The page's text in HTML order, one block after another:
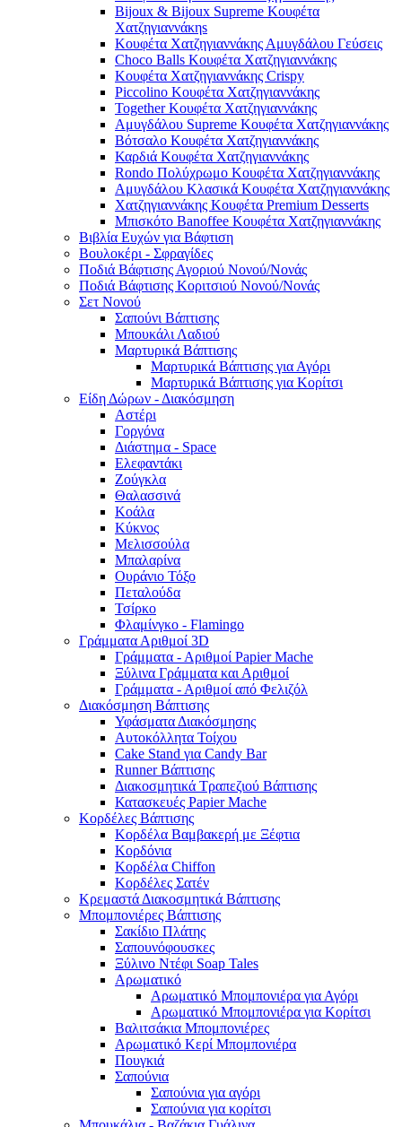
Bijoux & Bijoux Supreme Κουφέτα
Χατζηγιαννάκηs
Κουφέτα Χατζηγιαννάκης Αμυγδάλου Γεύσεις
Choco Balls Κουφέτα Χατζηγιαννάκης
Κουφέτα Χατζηγιαννάκης Crispy
Piccolino Κουφέτα Χατζηγιαννάκης
Together Κουφέτα Χατζηγιαννάκης
Αμυγδάλου Supreme Κουφέτα Χατζηγιαννάκης
Βότσαλο Κουφέτα Χατζηγιαννάκης
Καρδιά Κουφέτα Χατζηγιαννάκης
Rondo Πολύχρωμο Κουφέτα Χατζηγιαννάκης
Αμυγδάλου Κλασικά Κουφέτα Χατζηγιαννάκης
Χατζηγιαννάκης Κουφέτα Premium Desserts
Μπισκότο Banoffee Κουφέτα Χατζηγιαννάκης
Βιβλία Ευχών για Βάφτιση
Βουλοκέρι - Σφραγίδες
Ποδιά Βάφτισης Αγοριού Νονού/Νονάς
Ποδιά Βάφτισης Κοριτσιού Νονού/Νονάς
Σετ Νονού
Σαπούνι Βάπτισης
Μπουκάλι Λαδιού
Μαρτυρικά Βάπτισης
Μαρτυρικά Βάπτισης για Αγόρι
Μαρτυρικά Βάπτισης για Κορίτσι
Είδη Δώρων - Διακόσμηση
Αστέρι
Γοργόνα
Διάστημα - Space
Ελεφαντάκι
Ζούγκλα
Θαλασσινά
Κοάλα
Κύκνος
Μελισσούλα
Μπαλαρίνα
Ουράνιο Τόξο
Πεταλούδα
Τσίρκο
Φλαμίνγκο - Flamingo
Γράμματα Αριθμοί 3D
Γράμματα - Αριθμοί Papier Mache
Ξύλινα Γράμματα και Αριθμοί
Γράμματα - Αριθμοί από Φελιζόλ
Διακόσμηση Βάπτισης
Υφάσματα Διακόσμησης
Αυτοκόλλητα Τοίχου
Cake Stand για Candy Bar
Runner Βάπτισης
Διακοσμητικά Τραπεζιού Βάπτισης
Κατασκευές Papier Mache
Κορδέλες Βάπτισης
Κορδέλα Βαμβακερή με Ξέφτια
Κορδόνια
Κορδέλα Chiffon
Κορδέλες Σατέν
Κρεμαστά Διακοσμητικά Βάπτισης
Μπομπονιέρες Βάπτισης
Σακίδιο Πλάτης
Σαπουνόφουσκες
Ξύλινο Ντέφι Soap Tales
Αρωματικό
Αρωματικό Μπομπονιέρα για Αγόρι
Αρωματικό Μπομπονιέρα για Κορίτσι
Βαλιτσάκια Μπομπονιέρες
Αρωματικό Κερί Μπομπονιέρα
Πουγκιά
Σαπούνια
Σαπούνια για αγόρι
Σαπούνια για κορίτσι